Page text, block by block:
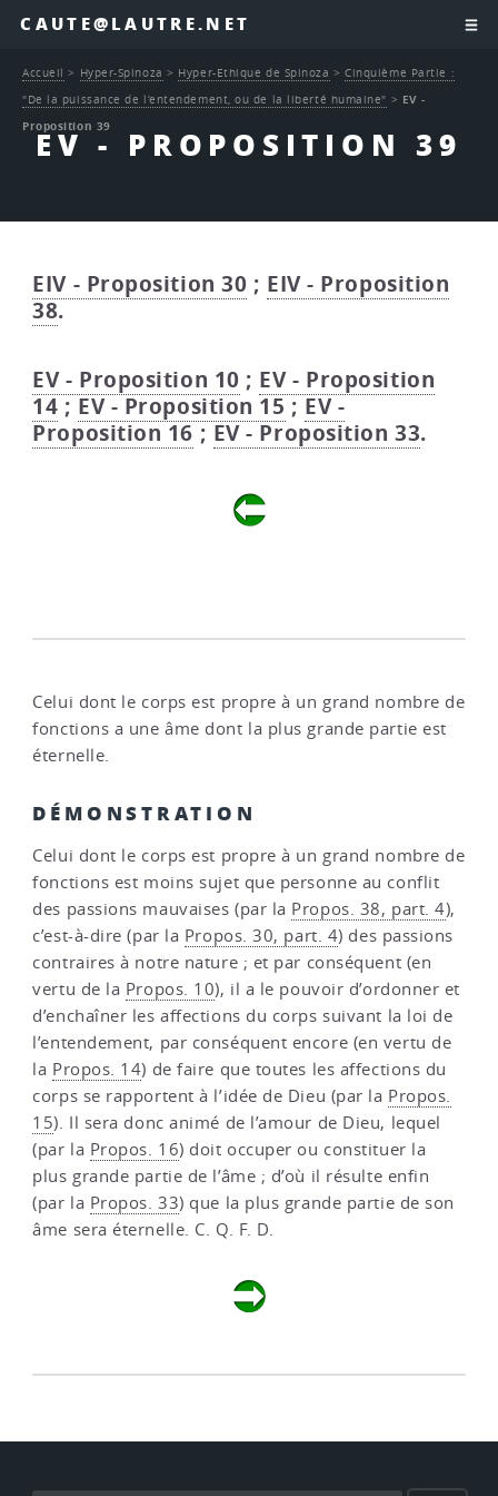
CAUTE@LAUTRE.NET
EV - PROPOSITION 39
Accueil > Hyper-Spinoza > Hyper-Ethique de Spinoza >Cinquième Partie :
"De la puissance de l’entendement, ou de la liberté humaine" > EV -
Proposition 39
EIV - Proposition 30 ; EIV - Proposition
38.
EV - Proposition 10 ; EV - Proposition
14 ; EV - Proposition 15 ; EV -
Proposition 16 ; EV - Proposition 33.
Celui dont le corps est propre à un grand nombre de
fonctions a une âme dont la plus grande partie est
éternelle.
DÉMONSTRATION
Celui dont le corps est propre à un grand nombre de
fonctions est moins sujet que personne au conflit
des passions mauvaises (par la Propos. 38, part. 4),
c’est-à-dire (par la Propos. 30, part. 4) des passions
contraires à notre nature ; et par conséquent (en
vertu de la Propos. 10), il a le pouvoir d’ordonner et
d’enchaîner les affections du corps suivant la loi de
l’entendement, par conséquent encore (en vertu de
la Propos. 14) de faire que toutes les affections du
corps se rapportent à l’idée de Dieu (par la Propos.
15). Il sera donc animé de l’amour de Dieu, lequel
(par la Propos. 16) doit occuper ou constituer la
plus grande partie de l’âme ; d’où il résulte enfin
(par la Propos. 33) que la plus grande partie de son
âme sera éternelle. C. Q. F. D.